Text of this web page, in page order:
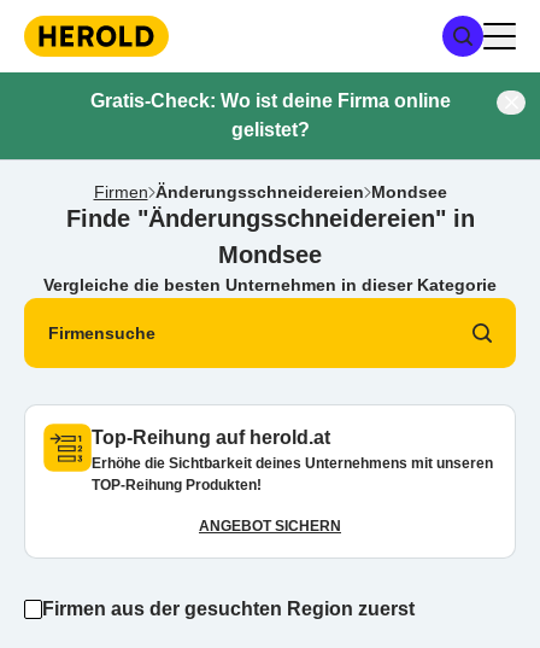
Gratis-Check: Wo ist deine Firma online
gelistet?
Firmen Änderungsschneidereien Mondsee
Finde "Änderungsschneidereien" in
Mondsee
Vergleiche die besten Unternehmen in dieser Kategorie
Firmensuche
Top-Reihung auf herold.at
Erhöhe die Sichtbarkeit deines Unternehmens mit unseren
TOP-Reihung Produkten!
ANGEBOT SICHERN
Firmen aus der gesuchten Region zuerst